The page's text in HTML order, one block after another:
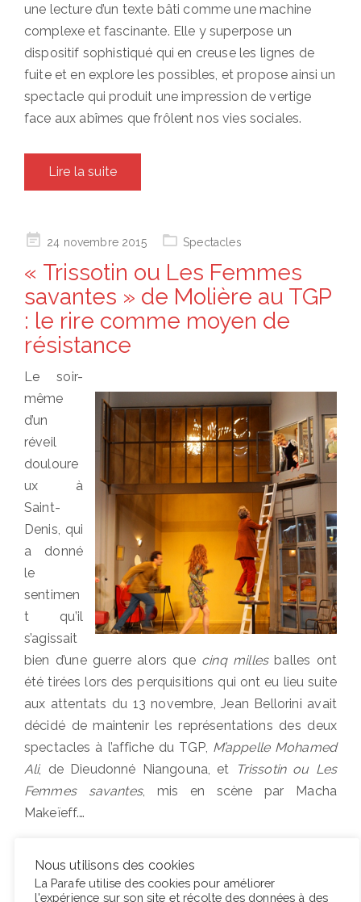
une lecture d’un texte bâti comme une machine
complexe et fascinante. Elle y superpose un
dispositif sophistiqué qui en creuse les lignes de
fuite et en explore les possibles, et propose ainsi un
spectacle qui produit une impression de vertige
face aux abîmes que frôlent nos vies sociales.
Lire la suite
Posted24 novembre 2015 Spectacles
« Trissotin ou Les Femmes
savantes » de Molière au TGP
: le rire comme moyen de
résistance
Le soir-
même
d’un
réveil
douloure
ux à
Saint-
Denis, qui
a donné
le
sentimen
t qu’il
s’agissait
bien d’une guerre alors que cinq millesballes ont
été tirées lors des perquisitions qui ont eu lieu suite
aux attentats du 13 novembre, Jean Bellorini avait
décidé de maintenir les représentations des deux
spectacles à l’affiche du TGP, M’appelle Mohamed
Ali, de Dieudonné Niangouna, et
Trissotin ou Les
Femmes savantes, mis en scène par Macha
Makeïeff.…
Lire la suite
Nous utilisons des cookies
La Parafe utilise des cookies pour améliorer
l'expérience sur son site et récolte des données à des